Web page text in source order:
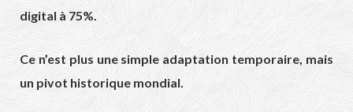
digital à 75%.
Ce n’est plus une simple adaptation temporaire, mais
un pivot historique mondial.